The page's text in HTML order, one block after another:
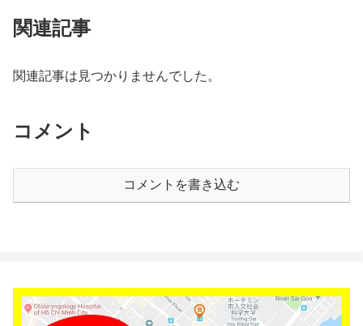
関連記事
関連記事は見つかりませんでした。
コメント
コメントを書き込む